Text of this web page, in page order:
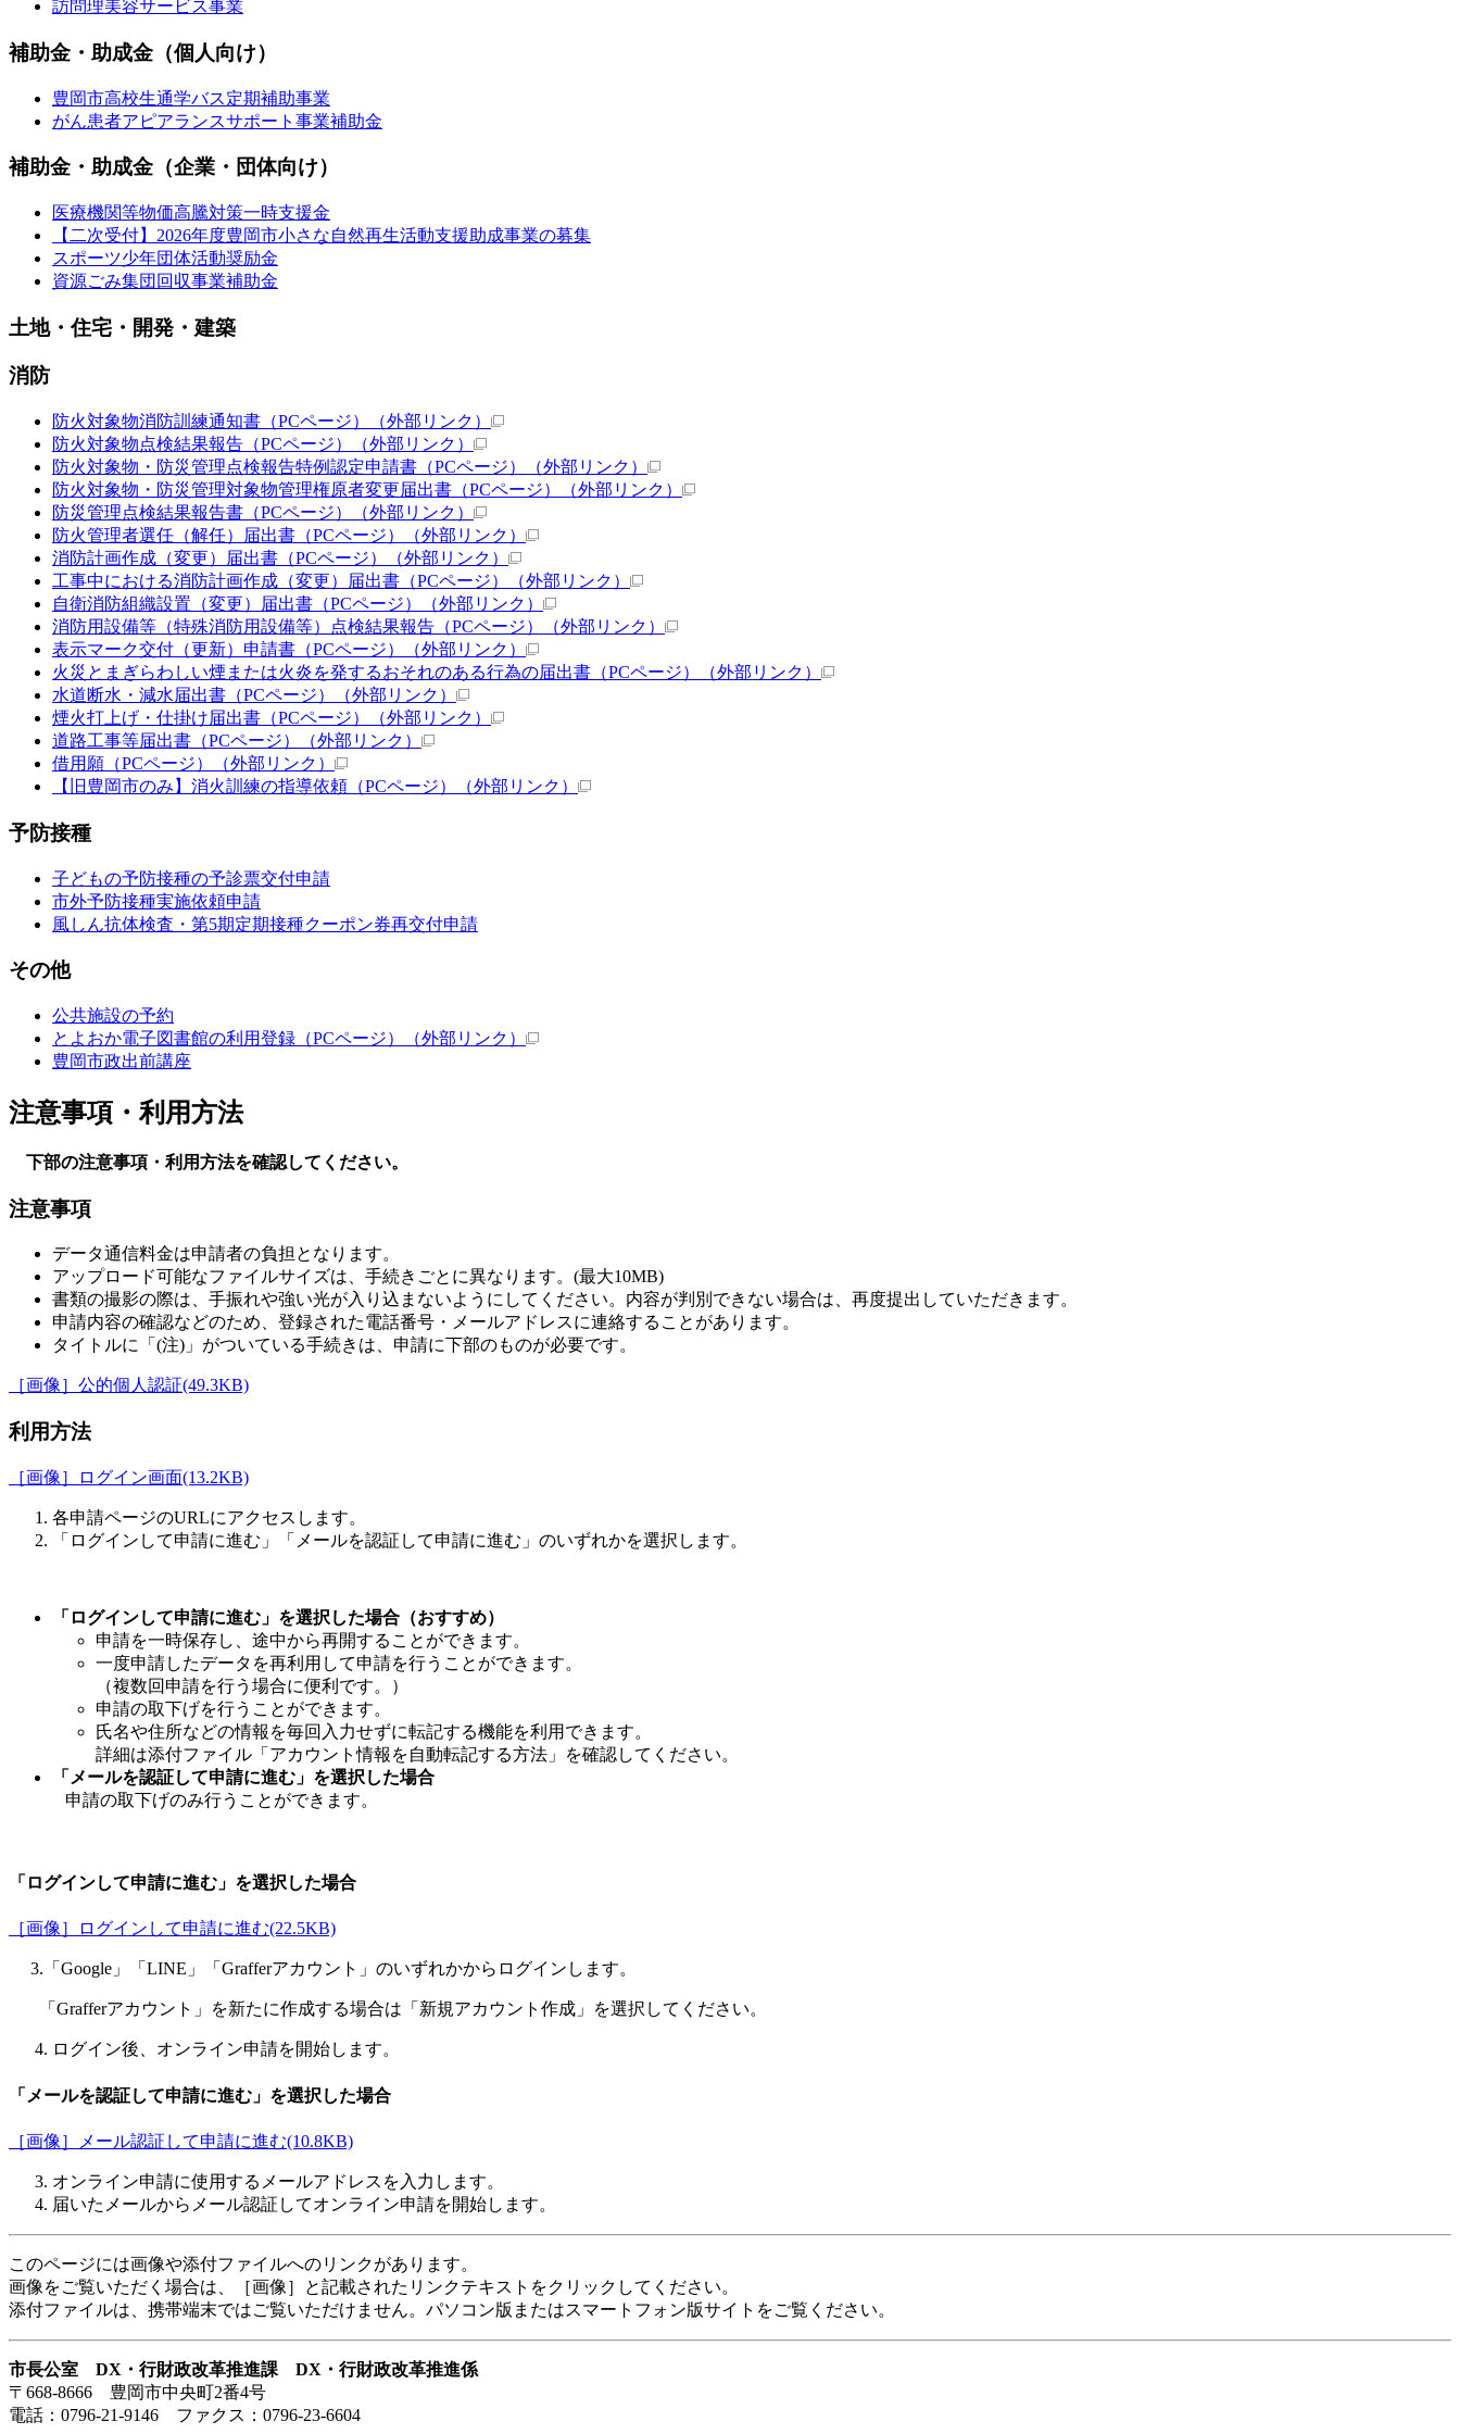
訪問理美容サービス事業
補助金・助成金（個人向け）
豊岡市高校生通学バス定期補助事業
がん患者アピアランスサポート事業補助金
補助金・助成金（企業・団体向け）
医療機関等物価高騰対策一時支援金
【二次受付】2026年度豊岡市小さな自然再生活動支援助成事業の募集
スポーツ少年団体活動奨励金
資源ごみ集団回収事業補助金
土地・住宅・開発・建築
消防
防火対象物消防訓練通知書（PCページ）
（外部リンク）
防火対象物点検結果報告（PCページ）
（外部リンク）
防火対象物・防災管理点検報告特例認定申請書（PCページ）
（外部リンク）
防火対象物・防災管理対象物管理権原者変更届出書（PCページ）
（外部リンク）
防災管理点検結果報告書（PCページ）
（外部リンク）
防火管理者選任（解任）届出書（PCページ）
（外部リンク）
消防計画作成（変更）届出書（PCページ）
（外部リンク）
工事中における消防計画作成（変更）届出書（PCページ）
（外部リンク）
自衛消防組織設置（変更）届出書（PCページ）
（外部リンク）
消防用設備等（特殊消防用設備等）点検結果報告（PCページ）
（外部リンク）
表示マーク交付（更新）申請書（PCページ）
（外部リンク）
火災とまぎらわしい煙または火炎を発するおそれのある行為の届出書（PCページ）
（外部リンク）
水道断水・減水届出書（PCページ）
（外部リンク）
煙火打上げ・仕掛け届出書（PCページ）
（外部リンク）
道路工事等届出書（PCページ）
（外部リンク）
借用願（PCページ）
（外部リンク）
【旧豊岡市のみ】消火訓練の指導依頼（PCページ）
（外部リンク）
予防接種
子どもの予防接種の予診票交付申請
市外予防接種実施依頼申請
風しん抗体検査・第5期定期接種クーポン券再交付申請
その他
公共施設の予約
とよおか電子図書館の利用登録（PCページ）
（外部リンク）
豊岡市政出前講座
注意事項・利用方法
下部の注意事項・利用方法を確認してください。
注意事項
データ通信料金は申請者の負担となります。
アップロード可能なファイルサイズは、手続きごとに異なります。(最大10MB)
書類の撮影の際は、手振れや強い光が入り込まないようにしてください。内容が判別できない場合は、再度提出していただきます。
申請内容の確認などのため、登録された電話番号・メールアドレスに連絡することがあります。
タイトルに「(注)」がついている手続きは、申請に下部のものが必要です。
［画像］公的個人認証(49.3KB)
利用方法
［画像］ログイン画面(13.2KB)
各申請ページのURLにアクセスします。
「ログインして申請に進む」「メールを認証して申請に進む」のいずれかを選択します。
「ログインして申請に進む」を選択した場合（おすすめ）
申請を一時保存し、途中から再開することができます。
一度申請したデータを再利用して申請を行うことができます。
（複数回申請を行う場合に便利です。）
申請の取下げを行うことができます。
氏名や住所などの情報を毎回入力せずに転記する機能を利用できます。
詳細は添付ファイル「アカウント情報を自動転記する方法」を確認してください。
「メールを認証して申請に進む」を選択した場合
申請の取下げのみ行うことができます。
「ログインして申請に進む」を選択した場合
［画像］ログインして申請に進む(22.5KB)
3.「Google」「LINE」「Grafferアカウント」のいずれかからログインします。
「Grafferアカウント」を新たに作成する場合は「新規アカウント作成」を選択してください。
ログイン後、オンライン申請を開始します。
「メールを認証して申請に進む」を選択した場合
［画像］メール認証して申請に進む(10.8KB)
オンライン申請に使用するメールアドレスを入力します。
届いたメールからメール認証してオンライン申請を開始します。
このページには画像や添付ファイルへのリンクがあります。
画像をご覧いただく場合は、［画像］と記載されたリンクテキストをクリックしてください。
添付ファイルは、携帯端末ではご覧いただけません。パソコン版またはスマートフォン版サイトをご覧ください。
市長公室 DX・行財政改革推進課 DX・行財政改革推進係
〒668-8666 豊岡市中央町2番4号
電話：0796-21-9146 ファクス：0796-23-6604